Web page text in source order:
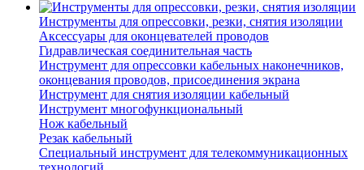
Инструменты для опрессовки, резки, снятия изоляции
Аксессуары для оконцевателей проводов
Гидравлическая соединительная часть
Инструмент для опрессовки кабельных наконечников,
оконцевания проводов, присоединения экрана
Инструмент для снятия изоляции кабельный
Инструмент многофункциональный
Нож кабельный
Резак кабельный
Специальный инструмент для телекоммуникационных
технологий